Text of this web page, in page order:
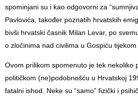
spominjani su i kao odgovorni za
Pavlovića, također poznatih hrvatskih
bivši hrvatski časnik Milan Levar, po
o zločinima nad civilima u Gospiću tijekom
Ovom prilikom spomenuto je tek nekoliko
političkom (ne)podobnošću u Hrvatskoj
fatalni ishod. Neke su “samo” fizički i